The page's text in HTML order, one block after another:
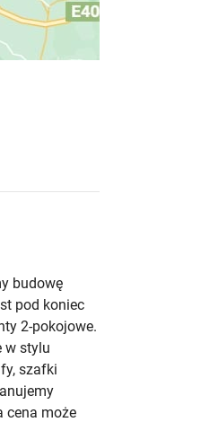
budowę
pod koniec
2-pokojowe.
w stylu
szafki
cena może